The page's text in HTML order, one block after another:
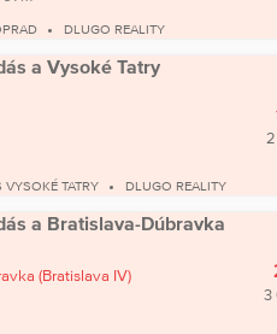
DLUGO REALITY
a Vysoké Tatry
TATRY DLUGO REALITY
a Bratislava-Dúbravka
(Bratislava IV)
3